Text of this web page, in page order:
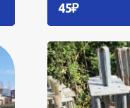
45₽